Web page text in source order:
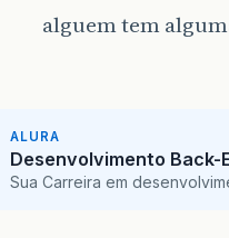
. lang
at java .lang.
alguem tem
ALURA
Desenvolvimento Back-
Sua Carreira em